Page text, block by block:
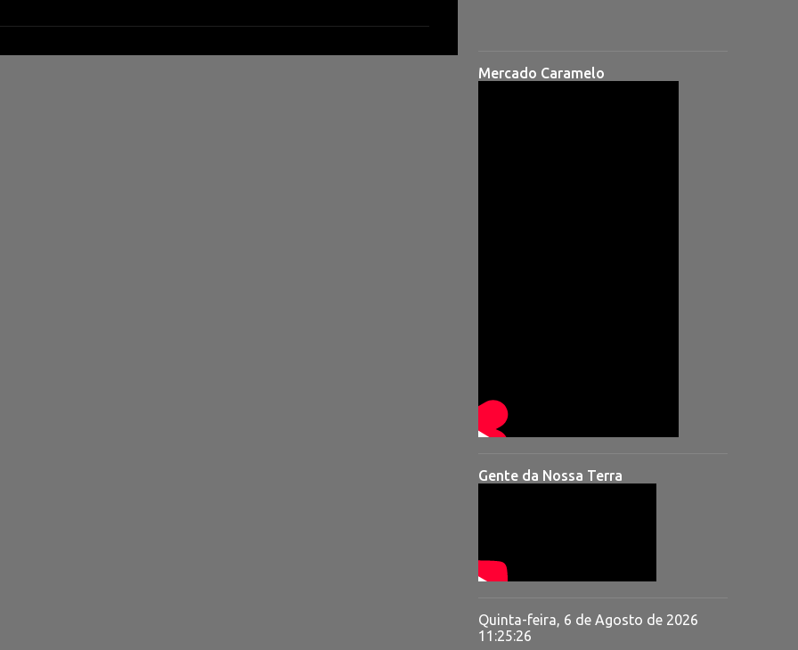
Mercado Caramelo
Gente da Nossa Terra
Quinta-feira, 6 de Agosto de 2026
11:25:27